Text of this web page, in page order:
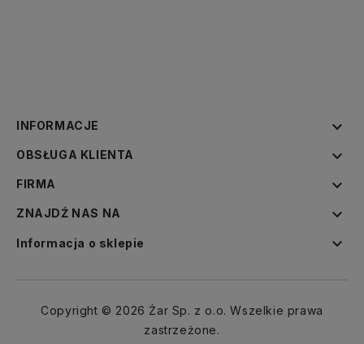
INFORMACJE 
OBSŁUGA KLIENTA 
FIRMA 
ZNAJDŹ NAS NA 
Informacja o sklepie 
Copyright © 2026 Żar Sp. z o.o. Wszelkie prawa
zastrzeżone.